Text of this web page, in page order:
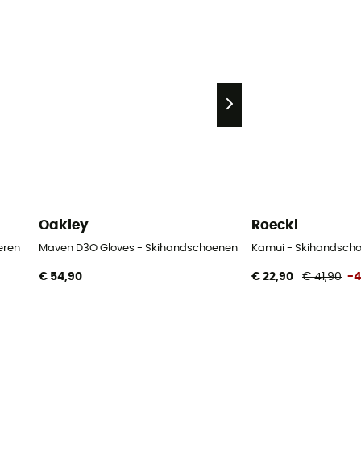
Oakley
Maven D3O Gloves - Skihandschoenen
€ 54,90
Roeckl
Kamui -
€ 22,90 € 41,90 -